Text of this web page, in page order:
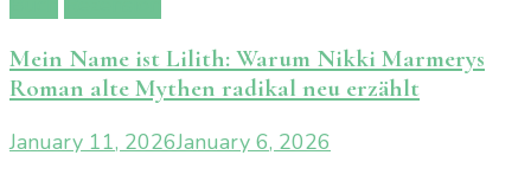
Mein Name ist Lilith: Warum Nikki Marmerys
Roman alte Mythen radikal neu erzählt
January 11, 2026January 6, 2026